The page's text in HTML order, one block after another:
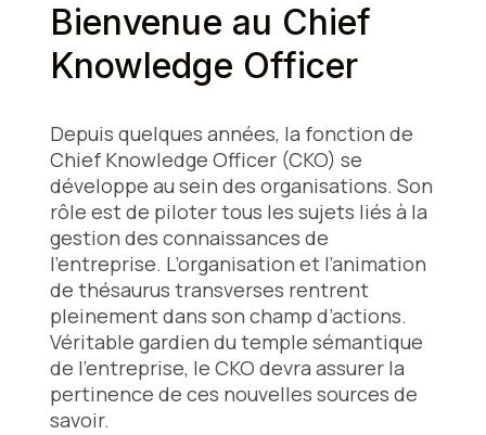
Bienvenue au Chief
Knowledge Officer
Depuis quelques années, la fonction de
Chief Knowledge Officer (CKO) se
développe au sein des organisations. Son
rôle est de piloter tous les sujets liés à la
gestion des connaissances de
l’entreprise. L’organisation et l’animation
de thésaurus transverses rentrent
pleinement dans son champ d’actions.
Véritable gardien du temple sémantique
de l’entreprise, le CKO devra assurer la
pertinence de ces nouvelles sources de
savoir.